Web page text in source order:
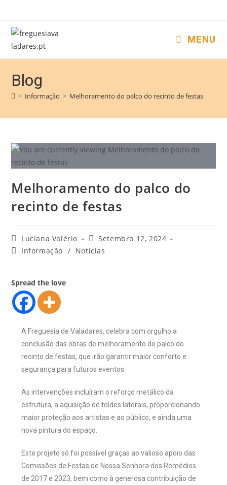
MENU
Blog
> Informação > Melhoramento do palco do recinto de festas
Melhoramento do palco do
recinto de festas
Luciana Valério
Setembro 12, 2024
Informação / Notícias
Spread the love
A Freguesia de Valadares, celebra com orgulho a
conclusão das obras de melhoramento do palco do
recinto de festas, que irão garantir maior conforto e
segurança para futuros eventos.
As intervenções incluíram o reforço metálico da
estrutura, a aquisição de toldes laterais, proporcionando
maior proteção aos artistas e ao público, e ainda uma
nova pintura do espaço.
Este projeto só foi possível graças ao valioso apoio das
Comissões de Festas de Nossa Senhora dos Remédios
de 2017 e 2023, bem como à generosa contribuição de